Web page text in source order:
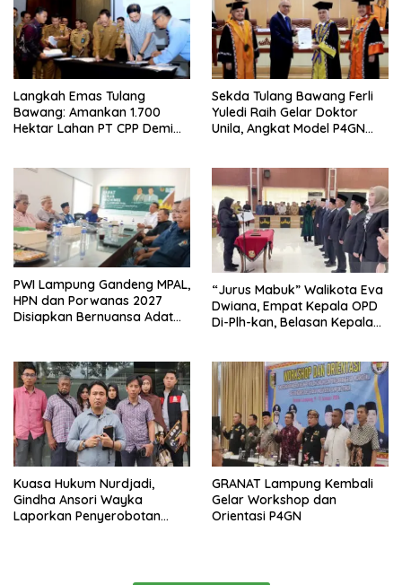
Langkah Emas Tulang
Bawang: Amankan 1.700
Hektar Lahan PT CPP Demi
Sekda Tulang Bawang Ferli
Yuledi Raih Gelar Doktor
Unila, Angkat Model P4GN
PWI Lampung Gandeng MPAL,
HPN dan Porwanas 2027
Disiapkan Bernuansa Adat
“Jurus Mabuk” Walikota Eva
Dwiana, Empat Kepala OPD
Di-Plh-kan, Belasan Kepala
Kuasa Hukum Nurdjadi,
Gindha Ansori Wayka
Laporkan Penyerobotan
GRANAT Lampung Kembali
Gelar Workshop dan
Orientasi P4GN